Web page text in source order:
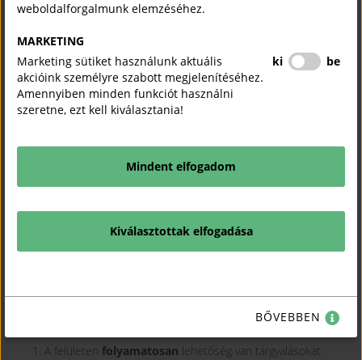
tárgyalásokat kezdeményezni/elfogadni/elutasítani):
2026. JÚNIUS 11. CSÜTÖRTÖK 12:00
ÓRA
IDE
Miként működik?
Főbb változások,
A felületen folyamatosan lehetőség van tárgyalásokat
weboldalforgalmunk elemzéséhez.
MARKETING
Marketing sütiket használunk aktuális
akcióink személyre szabott megjelenítéséhez.
Amennyiben minden funkciót használni
szeretne, ezt kell kiválasztania!
ki be
Mindent elfogadom
Kiválasztottak elfogadása
BŐVEBBEN